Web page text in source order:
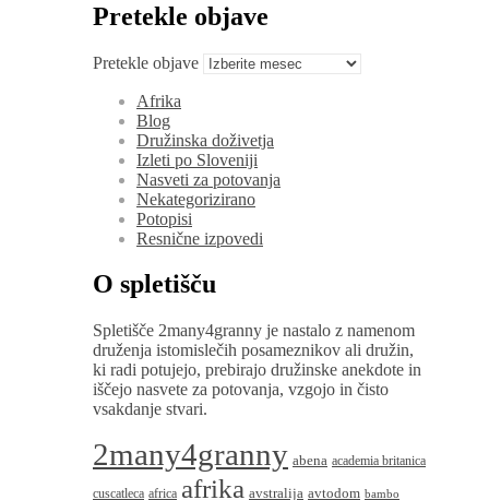
Pretekle objave
Pretekle objave
Afrika
Blog
Družinska doživetja
Izleti po Sloveniji
Nasveti za potovanja
Nekategorizirano
Potopisi
Resnične izpovedi
O spletišču
Spletišče 2many4granny je nastalo z namenom
druženja istomislečih posameznikov ali družin,
ki radi potujejo, prebirajo družinske anekdote in
iščejo nasvete za potovanja, vzgojo in čisto
vsakdanje stvari.
2many4granny abena academia britanica
cuscatleca africa afrika avstralija avtodom bambo